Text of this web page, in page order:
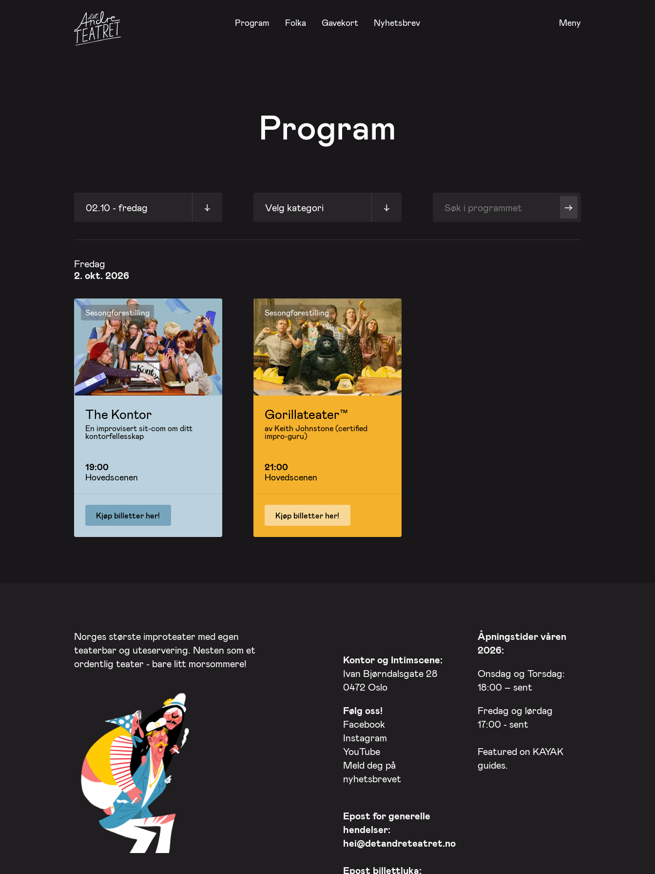
Program Folka Gavekort Nyhetsbrev Meny
Program
02.10 - fredag ↓ Velg kategori ↓ ->
Fredag
2. okt. 2026
Sesongforestilling
The Kontor
En improvisert sit-com om ditt
kontorfellesskap
19:00
Hovedscenen
Kjøp billetter her!
Sesongforestilling
Gorillateater™
av Keith Johnstone (certified
impro-guru)
21:00
Hovedscenen
Kjøp billetter her!
Norges største improteater med egen
teaterbar og uteservering. Nesten som et
ordentlig teater - bare litt morsommere!
Kontor og Intimscene:
Ivan Bjørndalsgate 28
0472 Oslo
Følg oss!
Facebook
Instagram
YouTube
Meld deg på
nyhetsbrevet
Epost for generelle
hendelser:
hei@detandreteatret.no
Epost billettluka:
Åpningstider våren
2026:
Onsdag og Torsdag:
18:00 – sent
Fredag og lørdag
17:00 - sent
Featured on KAYAK
guides.